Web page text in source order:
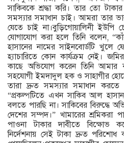
সাকিবকে শ্রদ্ধা করি। তার তো
সমস্যার সমাধান চাই। আমরা তার
যেতে চাই না।বুড়িগোয়ালিনী ইউপি
যোগাযোগ করা হলে তিনি বলেন,
হাসানের নামের সাইনবোর্ডটি
হ্যাচারিতে কোন কার্যক্রম নেই।
কাছে অভিযোগ করেন তিনি আমার
সহযোগী ইমদাদুল হক ও সাহাগীর
তারা দ্রুত সমস্যার সমাধান করতে
“প্রকল্পটিতে এখন সাকিব আল
বলতে পারছি না। সাকিবের বিরুদ্ধে
দেশের সম্পদ।” খামারের শ্রমিকরা
পাওনা টাকার দাবীতে বিক্ষোভ
নির্দেশনায় সেই টাকা দ্রুত পরিশোধ